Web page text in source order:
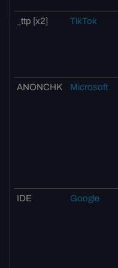
_ttp [x2] TikTok
ANONCHK Microsoft
IDE Google